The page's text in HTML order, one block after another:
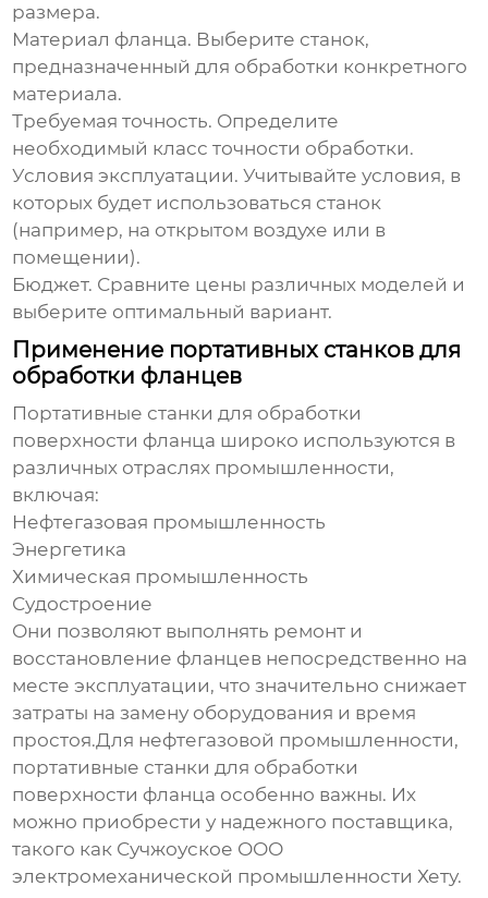
размера.
Материал фланца. Выберите станок,
предназначенный для обработки конкретного
материала.
Требуемая точность. Определите
необходимый класс точности обработки.
Условия эксплуатации. Учитывайте условия, в
которых будет использоваться станок
(например, на открытом воздухе или в
помещении).
Бюджет. Сравните цены различных моделей и
выберите оптимальный вариант.
Применение портативных станков для
обработки фланцев
Портативные станки для обработки
поверхности фланца широко используются в
различных отраслях промышленности,
включая:
Нефтегазовая промышленность
Энергетика
Химическая промышленность
Судостроение
Они позволяют выполнять ремонт и
восстановление фланцев непосредственно на
месте эксплуатации, что значительно снижает
затраты на замену оборудования и время
простоя.Для нефтегазовой промышленности,
портативные станки для обработки
поверхности фланца особенно важны. Их
можно приобрести у надежного поставщика,
такого как Сучжоуское ООО
электромеханической промышленности Хету.